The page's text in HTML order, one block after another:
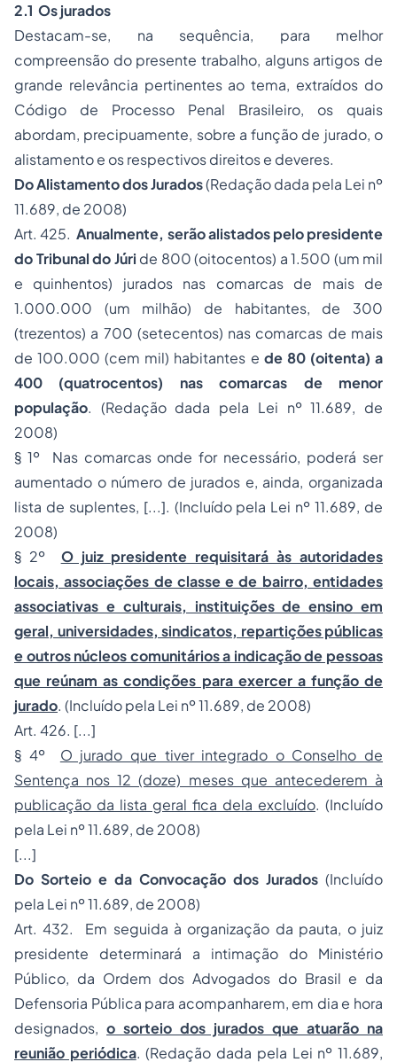
2.1 Os jurados
Destacam-se, na sequência, para melhor
compreensão do presente trabalho, alguns artigos de
grande relevância pertinentes ao tema, extraídos do
Código de Processo Penal Brasileiro, os quais
abordam, precipuamente, sobre a função de jurado, o
alistamento e os respectivos direitos e deveres.
Do Alistamento dos Jurados(Redação dada pela Lei nº
11.689, de 2008)
Art. 425.Anualmente, serão alistados pelo presidente
do Tribunal do Júri de 800 (oitocentos) a 1.500 (um mil
e quinhentos) jurados nas comarcas de mais de
1.000.000 (um milhão) de habitantes, de 300
(trezentos) a 700 (setecentos) nas comarcas de mais
de 100.000 (cem mil) habitantes e de 80 (oitenta) a
400 (quatrocentos) nas comarcas de menor
população. (Redação dada pela Lei nº 11.689, de
2008)
§ 1º Nas comarcas onde for necessário, poderá ser
aumentado o número de jurados e, ainda, organizada
lista de suplentes, [...]. (Incluído pela Lei nº 11.689, de
2008)
§ 2º O juiz presidente requisitará às autoridades
locais, associações de classe e de bairro, entidades
associativas e culturais, instituições de ensino em
geral, universidades, sindicatos, repartições públicas
e outros núcleos comunitários a indicação de pessoas
que reúnam as condições para exercer a função de
jurado. (Incluído pela Lei nº 11.689, de 2008)
Art. 426. [...]
§ 4º O jurado que tiver integrado o Conselho de
Sentença nos 12 (doze) meses que antecederem à
publicação da lista geral fica dela excluído. (Incluído
pela Lei nº 11.689, de 2008)
[...]
Do Sorteio e da Convocação dos Jurados (Incluído
pela Lei nº 11.689, de 2008)
Art. 432. Em seguida à organização da pauta, o juiz
presidente determinará a intimação do Ministério
Público, da Ordem dos Advogados do Brasil e da
Defensoria Pública para acompanharem, em dia e hora
designados, o sorteio dos jurados que atuarão na
reunião periódica. (Redação dada pela Lei nº 11.689,